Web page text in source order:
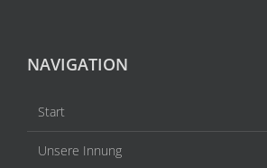
NAVIGATION
Start
Unsere Innung